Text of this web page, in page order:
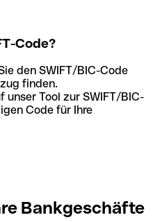
Code?
den SWIFT/BIC-Code
finden.
unser Tool zur SWIFT/BIC-
Code für Ihre
Bankgeschäfte